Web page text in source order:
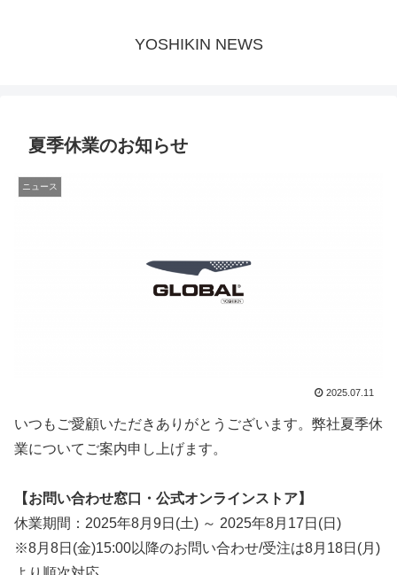
YOSHIKIN NEWS
夏季休業のお知らせ
ニュース
2025.07.11
いつもご愛顧いただきありがとうございます。弊社夏季休
業についてご案内申し上げます。
【お問い合わせ窓口・公式オンラインストア】
休業期間：2025年8月9日(土) ～ 2025年8月17日(日)
※8月8日(金)15:00以降のお問い合わせ/受注は8月18日(月)